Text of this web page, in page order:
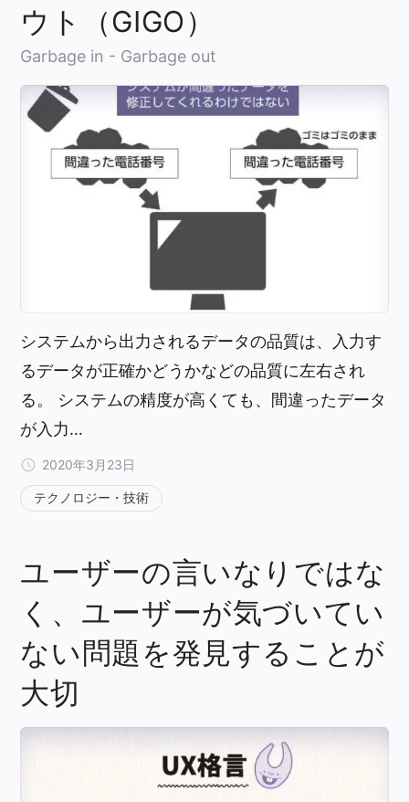
ウト（GIGO）
Garbage in - Garbage out
システムから出力されるデータの品質は、入力す
るデータが正確かどうかなどの品質に左右され
る。 システムの精度が高くても、間違ったデータ
が入力…
2020年3月23日
テクノロジー・技術
ユーザーの言いなりではな
く、ユーザーが気づいてい
ない問題を発見することが
大切